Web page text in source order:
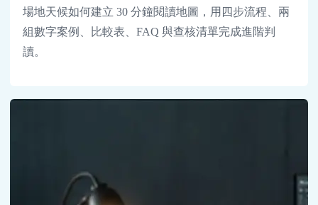
場地天候如何建立 30 分鐘閱讀地圖，用四步流程、兩
組數字案例、比較表、FAQ 與查核清單完成進階判
讀。